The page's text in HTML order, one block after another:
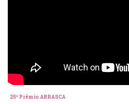
25º Prêmio ABRASCA